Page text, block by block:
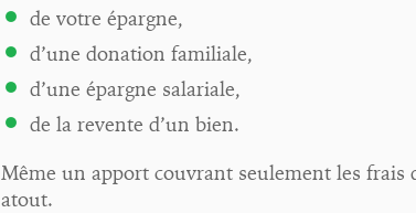
de votre épargne,
d’une donation familiale,
d’une épargne salariale,
de la revente d’un bien.
Même un apport couvrant seulement les frais
atout.